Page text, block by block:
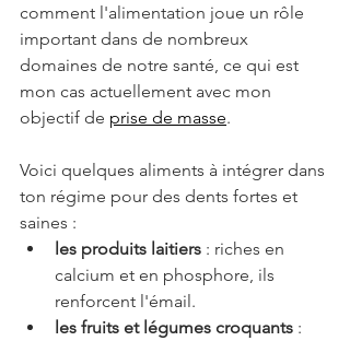
comment l'alimentation joue un rôle
important dans de nombreux
domaines de notre santé, ce qui est
mon cas actuellement avec mon
objectif de prise de masse.
Voici quelques aliments à intégrer dans
ton régime pour des dents fortes et
saines :
les produits laitiers : riches en
calcium et en phosphore, ils
renforcent l'émail.
les fruits et légumes croquants :